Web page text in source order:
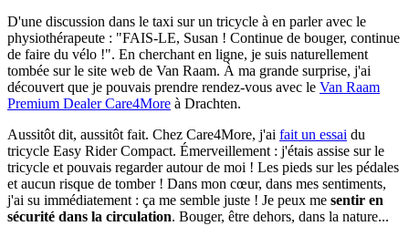
D'une discussion dans le taxi sur un tricycle à en parler avec le
physiothérapeute : "FAIS-LE, Susan ! Continue de bouger, continue
de faire du vélo !". En cherchant en ligne, je suis naturellement
tombée sur le site web de Van Raam. À ma grande surprise, j'ai
découvert que je pouvais prendre rendez-vous avec le Van Raam
Premium Dealer Care4More à Drachten.
Aussitôt dit, aussitôt fait. Chez Care4More, j'ai fait un essai du
tricycle Easy Rider Compact. Émerveillement : j'étais assise sur le
tricycle et pouvais regarder autour de moi ! Les pieds sur les pédales
et aucun risque de tomber ! Dans mon cœur, dans mes sentiments,
j'ai su immédiatement : ça me semble juste ! Je peux me sentir en
sécurité dans la circulation. Bouger, être dehors, dans la nature...